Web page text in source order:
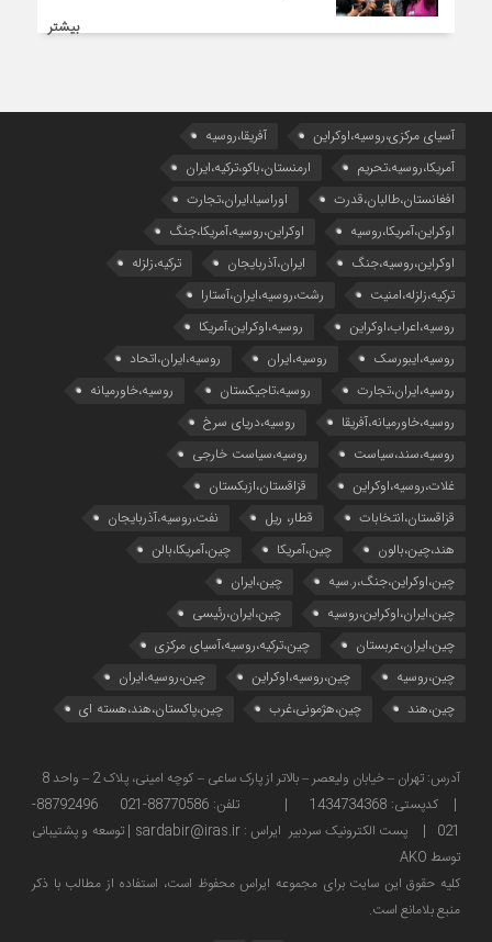
بیشتر
آسیای مرکزی،روسیه،اوکراین
آفریقا،روسیه
آمریکا،روسیه،تحریم
ارمنستان،باکو،ترکیه،ایران
افغانستان،طالبان،قدرت
اوراسیا،ایران،تجارت
اوکراین،آمریکا،روسیه
اوکراین،روسیه،آمریکا،جنگ
اوکراین،روسیه،جنگ
ایران،آذربایجان
ترکیه،زلزله
ترکیه،زلزله،امنیت
رشت،روسیه،ایران،آستارا
روسیه،اعراب،اوکراین
روسیه،اوکراین،آمریکا
روسیه،ایبورسک
روسیه،ایران
روسیه،ایران،اتحاد
روسیه،ایران،تجارت
روسیه،تاجیکستان
روسیه،خاورمیانه
روسیه،خاورمیانه،آفریقا
روسیه،دریای سرخ
روسیه،سند،سیاست
روسیه،سیاست خارجی
غلات،روسیه،اوکراین
قزاقستان،ازبکستان
قزاقستان،انتخابات
قطار، ریل
نفت،روسیه،آذربایجان
هند،چین،بالون
چین،آمریکا
چین،آمریکا،بالن
چین،اوکراین،جنگ،ر.سیه
چین،ایران
چین،ایران،اوکراین،روسیه
چین،ایران،رئیسی
چین،ایران،عربستان
چین،ترکیه،روسیه،آسیای مرکزی
چین،روسیه
چین،روسیه،اوکراین
چین،روسیه،ایران
چین،هند
چین،هژمونی،غرب چین،پاکستان،هند،هسته ای
| کدپستی: 1434734368 | تلفن: 88770586-021 88792496-
021 | پست الکترونیک سردبیر ایراس : sardabir@iras.ir |
توسعه و پشتیبانی
توسط AKO
كليه حقوق این سایت برای مجموعه ایراس محفوظ است، استفاده از مطالب با ذكر
منبع بلامانع است.